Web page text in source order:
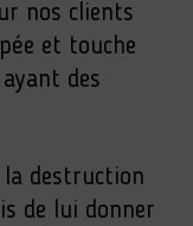
nos clients
et touche
des
la destruction
de lui donner